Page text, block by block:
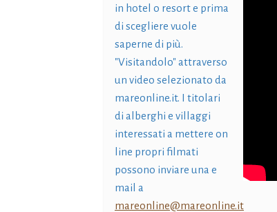
in hotel o resort e prima
di scegliere vuole
saperne di più.
"Visitandolo" attraverso
un video selezionato da
mareonline.it. I titolari
di alberghi e villaggi
interessati a mettere on
line propri filmati
possono inviare una e
mail a
mareonline@mareonline.it